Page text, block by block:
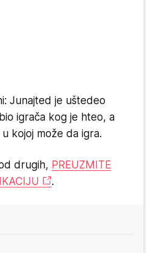
Junajted je uštedeo
igrača kog je hteo, a
kojoj može da igra.
drugih, PREUZMITE
.